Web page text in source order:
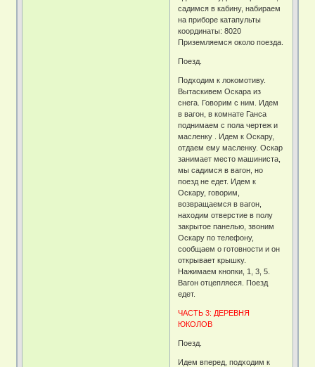
садимся в кабину, набираем
на приборе катапульты
координаты: 8020
Приземляемся около поезда.
Поезд.
Подходим к локомотиву.
Вытаскивем Оскара из
снега. Говорим с ним. Идем
в вагон, в комнате Ганса
поднимаем с пола чертеж и
масленку . Идем к Оскару,
отдаем ему масленку. Оскар
занимает место машиниста,
мы садимся в вагон, но
поезд не едет. Идем к
Оскару, говорим,
возвращаемся в вагон,
находим отверстие в полу
закрытое панелью, звоним
Оскару по телефону,
сообщаем о готовности и он
открывает крышку.
Нажимаем кнопки, 1, 3, 5.
Вагон отцепляеся. Поезд
едет.
ЧАСТЬ 3: ДЕРЕВНЯ
ЮКОЛОВ
Поезд.
Идем вперед, подходим к